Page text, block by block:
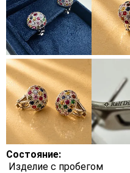
Состояние:
Изделие с пробегом